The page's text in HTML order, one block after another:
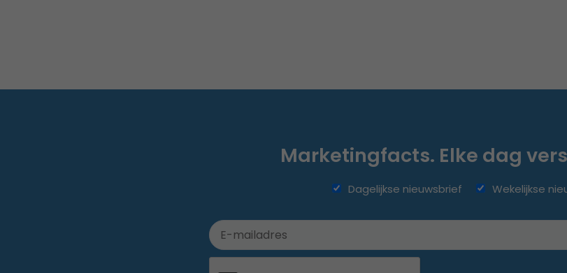
Marketingfacts. Elke dag
Dagelijkse nieuwsbrief Wekelijkse